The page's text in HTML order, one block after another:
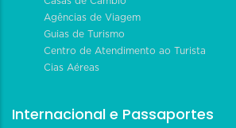
Agências de Viagem
Guias de Turismo
Centro de Atendimento ao Turista
Cias Aéreas
Internacional e Passaportes